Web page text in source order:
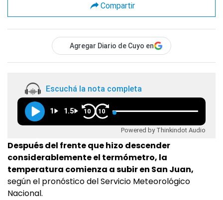
Compartir
Agregar Diario de Cuyo en
Escuchá la nota completa
1 1.5 10 10
Powered by Thinkindot Audio
Después del frente que hizo descender
considerablemente el termómetro, la
temperatura comienza a subir en San Juan,
según el pronóstico del Servicio Meteorológico
Nacional.